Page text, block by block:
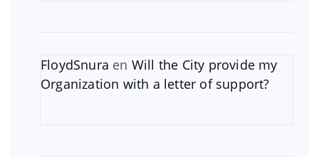
FloydSnura en Will the City provide my
Organization with a letter of support?